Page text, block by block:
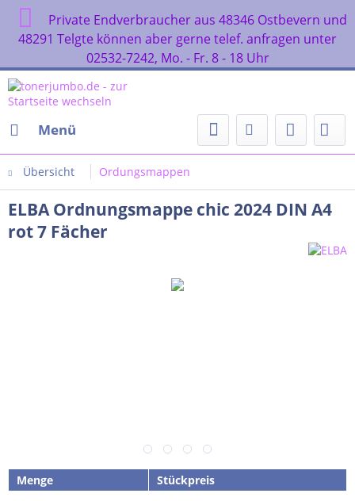
Private Endverbraucher aus 48346 Ostbevern und
48291 Telgte können aber gerne telef. anfragen unter
02532-7242, Mo. - Fr. 8 - 18 Uhr
Menü
Übersicht Ordungsmappen
ELBA Ordnungsmappe chic 2024 DIN A4
rot 7 Fächer
Menge
Stückpreis